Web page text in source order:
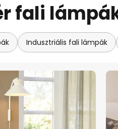
fali
Indusztriális fali lámpák